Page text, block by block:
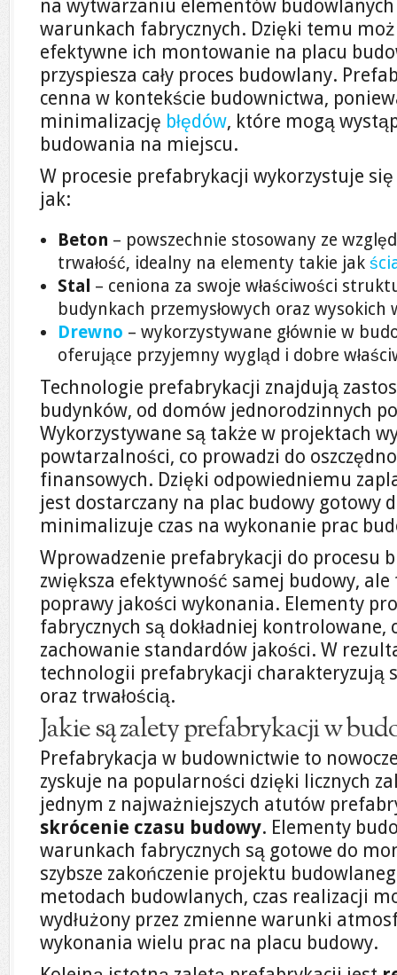
na wytwarzaniu elementów
warunkach fabrycznych. Dzięki temu
efektywne ich montowanie na placu
przyspiesza cały proces budowlany.
cenna w kontekście budownictwa,
minimalizację błędów, które mogą
budowania na miejscu.
W procesie prefabrykacji wykorzystuje
jak:
Beton – powszechnie stosowany ze
trwałość, idealny na elementy takie jak
Stal – ceniona za swoje właściwości
budynkach przemysłowych oraz wysokich
Drewno – wykorzystywane głównie w
oferujące przyjemny wygląd i dobre
Technologie prefabrykacji znajdują
budynków, od domów jednorodzinnych
Wykorzystywane są także w projektach
powtarzalności, co prowadzi do
finansowych. Dzięki odpowiedniemu
jest dostarczany na plac budowy gotowy
minimalizuje czas na wykonanie prac
Wprowadzenie prefabrykacji do procesu
zwiększa efektywność samej budowy, ale
poprawy jakości wykonania. Elementy
fabrycznych są dokładniej kontrolowane,
zachowanie standardów jakości. W
technologii prefabrykacji charakteryzują
oraz trwałością.
Jakie są zalety prefabrykacji w
Prefabrykacja w budownictwie to
zyskuje na popularności dzięki licznych
jednym z najważniejszych atutów
skrócenie czasu budowy. Elementy
warunkach fabrycznych są gotowe do
szybsze zakończenie projektu
metodach budowlanych, czas realizacji
wydłużony przez zmienne warunki
wykonania wielu prac na placu budowy.